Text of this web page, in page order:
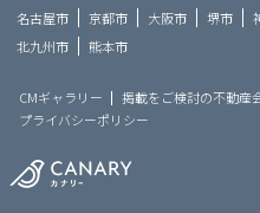
名古屋市
京都市 大阪市 堺市
北九州市
熊本市
CMギャラリー 掲載をご検討の不動産
プライバシーポリシー